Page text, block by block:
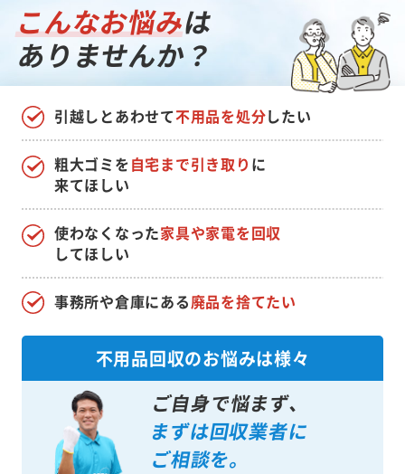
こんなお悩みは
ありませんか？
引越しとあわせて不用品を処分したい
使わなくなった家具や家電を回収
してほしい
粗大ゴミを自宅まで引き取り に
来てほしい
事務所や倉庫にある廃品を捨てたい
不用品回収のお悩みは様々
ご自身で悩まず、
まずは回収業者に
ご相談を。